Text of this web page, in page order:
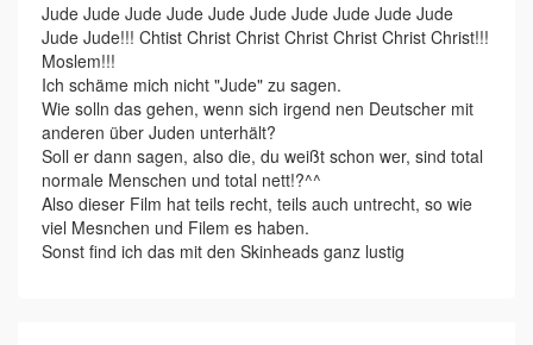
Jude Jude Jude Jude Jude Jude Jude Jude Jude Jude
Jude Jude!!! Chtist Christ Christ Christ Christ Christ Christ!!!
Moslem!!!
Ich schäme mich nicht "Jude" zu sagen.
Wie solln das gehen, wenn sich irgend nen Deutscher mit
anderen über Juden unterhält?
Soll er dann sagen, also die, du weißt schon wer, sind total
normale Menschen und total nett!?^^
Also dieser Film hat teils recht, teils auch untrecht, so wie
viel Mesnchen und Filem es haben.
Sonst find ich das mit den Skinheads ganz lustig